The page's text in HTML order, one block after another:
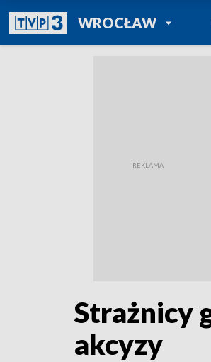
WROCŁAWPOWRÓT DO
TVP REGIONY
Strażnicy
akcyzy